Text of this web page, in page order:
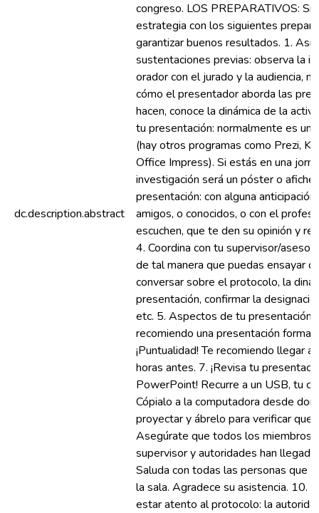
dc.description.abstract
congreso. LOS PREPARATIVOS:
estrategia con los siguientes
garantizar buenos resultados. 1.
sustentaciones previas: observa la
orador con el jurado y la audiencia,
cómo el presentador aborda las
hacen, conoce la dinámica de la
tu presentación: normalmente es un
(hay otros programas como Prezi,
Office Impress). Si estás en una
investigación será un póster o
presentación: con alguna
amigos, o conocidos, o con el
escuchen, que te den su opinión y
4. Coordina con tu supervisor/
de tal manera que puedas ensayar
conversar sobre el protocolo, la
presentación, confirmar la
etc. 5. Aspectos de tu presentación
recomiendo una presentación formal.
¡Puntualidad! Te recomiendo llegar a
horas antes. 7. ¡Revisa tu
PowerPoint! Recurre a un USB, tu
Cópialo a la computadora desde
proyectar y ábrelo para verificar que
Asegúrate que todos los miembros
supervisor y autoridades han llegado
Saluda con todas las personas que
la sala. Agradece su asistencia. 10.
estar atento al protocolo: la